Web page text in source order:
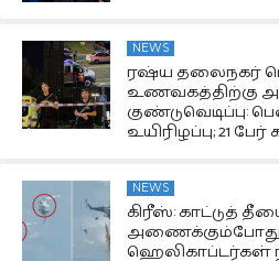
NEWS
ரஷ்ய தலைநகர்
உணவகத்திற்கு
குண்டுவெடிப்பு:
உயிரிழப்பு; 21
NEWS
கிரீஸ்: காட்டுத்
ஹெலிகாப்டர்கள்